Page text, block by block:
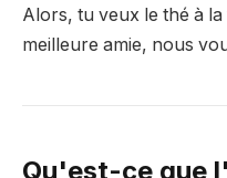
Alors, tu veux le thé à
meilleure amie, nous
Qu'est-ce que